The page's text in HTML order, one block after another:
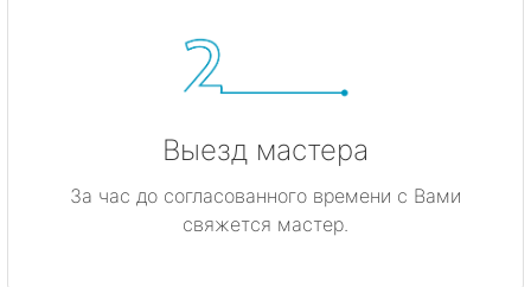
Выезд мастера
За час до согласованного времени с Вами
свяжется мастер.